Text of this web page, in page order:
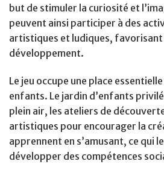
but de stimuler la curiosité et
peuvent ainsi participer à des
artistiques et ludiques, favorisant
développement.
Le jeu occupe une place
enfants. Le jardin d’enfants
plein air, les ateliers de
artistiques pour encourager la
apprennent en s’amusant, ce qui
développer des compétences